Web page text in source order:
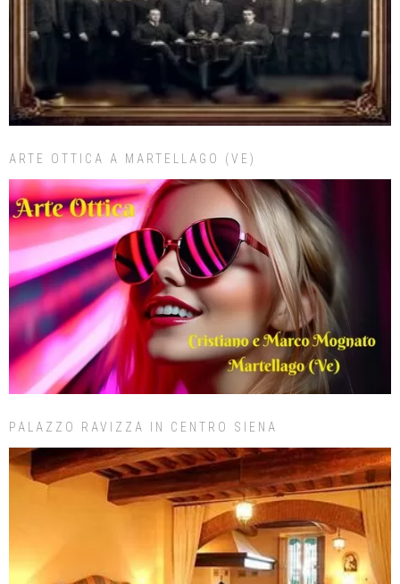
ARTE OTTICA A MARTELLAGO (VE)
PALAZZO RAVIZZA IN CENTRO SIENA